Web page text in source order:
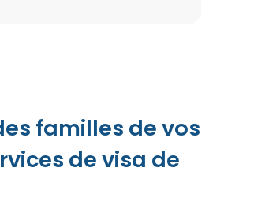
familles de vos
de visa de